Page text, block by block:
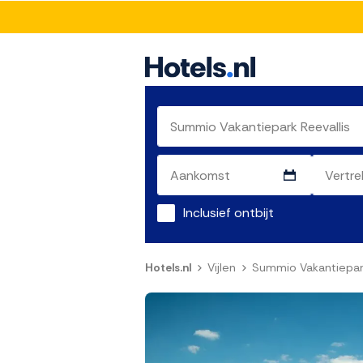
Inclusief ontbijt
Hotels.nl Vijlen Summio